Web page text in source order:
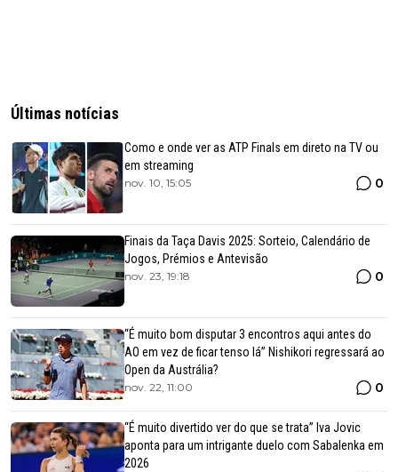
Últimas notícias
Como e onde ver as ATP Finals em direto na TV ou
em streaming
nov. 10, 15:05 0
Finais da Taça Davis 2025: Sorteio, Calendário de
Jogos, Prémios e Antevisão
nov. 23, 19:18 0
“É muito bom disputar 3 encontros aqui antes do
AO em vez de ficar tenso lá” Nishikori regressará ao
Open da Austrália?
nov. 22, 11:00 0
“É muito divertido ver do que se trata” Iva Jovic
aponta para um intrigante duelo com Sabalenka em
2026